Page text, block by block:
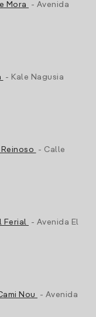
Mora
- Avenida
- Kale Nagusia
- Calle
Ferial
- Avenida El
Nou
- Avenida